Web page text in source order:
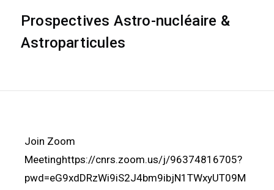
Prospectives Astro-nucléaire &
Astroparticules
Join Zoom
Meetinghttps://cnrs.zoom.us/j/96374816705?
pwd=eG9xdDRzWi9iS2J4bm9ibjN1TWxyUT09M